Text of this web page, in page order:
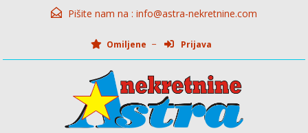
Pišite nam na : info@astra-nekretnine.com
Omiljene Prijava